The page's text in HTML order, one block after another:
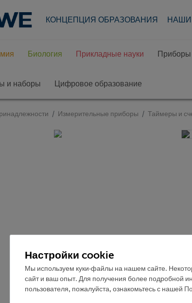
КОНЦЕПЦИЯ ОБРАЗОВАНИЯ
Биология Прикладные науки Приборы
и наборы Цифровое образование
Измерительные приборы Таймеры и
Настройки cookie
Мы используем куки-файлы на нашем сайте.
сайт и ваш опыт. Для получения более подробной
пользователя, пожалуйста, ознакомьтесь с нашей